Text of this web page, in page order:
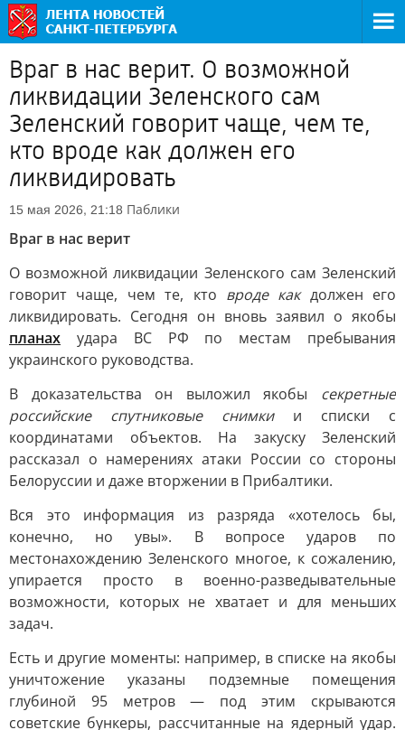
Враг в нас верит. О возможной
ликвидации Зеленского сам
Зеленский говорит чаще, чем те,
кто вроде как должен его
ликвидировать
15 мая 2026, 21:18 Паблики
Враг в нас верит
О возможной ликвидации Зеленского сам Зеленский
говорит чаще, чем те, кто вроде какдолжен его
ликвидировать. Сегодня он вновь заявил о якобы
планах удара ВС РФ по местам пребывания
украинского руководства.
В доказательства он выложил якобы секретные
российские спутниковые снимкии списки с
координатами объектов. На закуску Зеленский
рассказал о намерениях атаки России со стороны
Белоруссии и даже вторжении в Прибалтики.
Вся это информация из разряда «хотелось бы,
конечно, но увы». В вопросе ударов по
местонахождению Зеленского многое, к сожалению,
упирается просто в военно-разведывательные
возможности, которых не хватает и для меньших
задач.
Есть и другие моменты: например, в списке на якобы
уничтожение указаны подземные помещения
глубиной 95 метров — под этим скрываются
советские бункеры, рассчитанные на ядерный удар.